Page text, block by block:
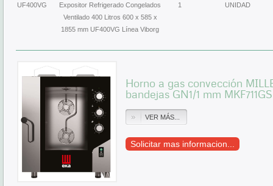
UF400VG
Expositor Refrigerado Congelados
Ventilado 400 Litros 600 x 585 x
1855 mm UF400VG Línea Viborg
1 UNIDAD
Horno a gas convección
bandejas GN1/1 mm
VER MÁS...
Solicitar mas informacion...